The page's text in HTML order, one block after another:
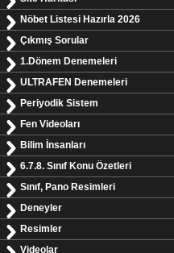
Nöbet Listesi Hazırla 2026
Çıkmış Sorular
1.Dönem Denemeleri
ULTRAFEN Denemeleri
Periyodik Sistem
Fen Videoları
Bilim İnsanları
6.7.8. Sınıf Konu Özetleri
Sınıf, Pano Resimleri
Deneyler
Resimler
Videolar